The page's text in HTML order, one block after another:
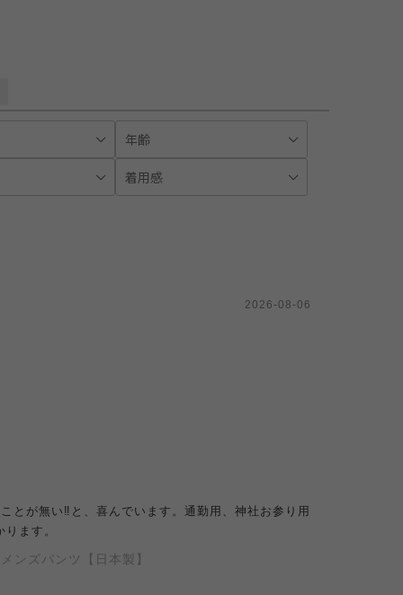
2026-08-06
とが無い‼️と、喜んでいます。通勤用、神社お参り用
ます。
ンズパンツ【日本製】